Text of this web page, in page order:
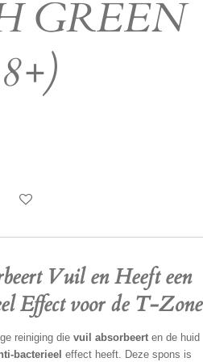
GREEN
Vuil en Heeft een
Effect voor de T-Zone
reiniging die vuil absorbeert en de huid
bacterieel effect heeft. Deze spons is